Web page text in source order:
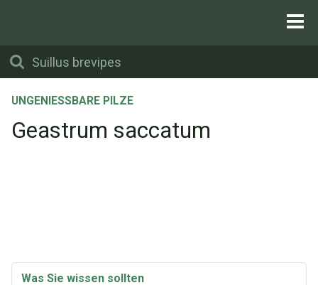
UNGENIESSBARE PILZE
Geastrum saccatum
Was Sie wissen sollten